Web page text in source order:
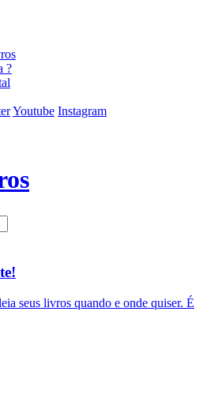
?
Youtube Instagram
seus livros quando e onde quiser. É